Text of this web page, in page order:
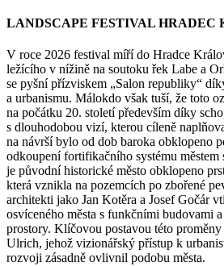
LANDSCAPE FESTIVAL HRADEC
V roce 2026 festival míří do Hradce
ležícího v nížině na soutoku řek Labe a
se pyšní přízviskem „Salon republiky“
a urbanismu. Málokdo však tuší, že toto
na počátku 20. století především díky
s dlouhodobou vizí, kterou cíleně
na návrší bylo od dob baroka obklopeno
odkoupení fortifikačního systému
je původní historické město obklopeno
která vznikla na pozemcích po zbořené
architekti jako Jan Kotěra a Josef Gočár
osvíceného města s funkčními budovami
prostory. Klíčovou postavou této
Ulrich, jehož vizionářský přístup k
rozvoji zásadně ovlivnil podobu města.